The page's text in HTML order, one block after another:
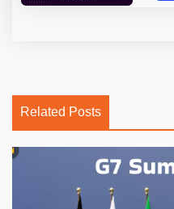
Related Posts